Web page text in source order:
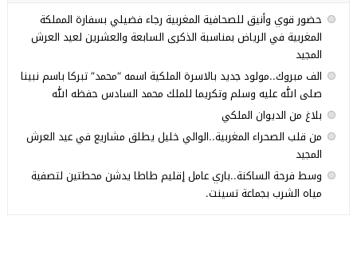
حضور قوي وأنيق للصحافية المغربية رجاء فضيلي بسفارة المملكة
المغربية في الرياض بمناسبة الذكرى السابعة والعشرين لعيد العرش
المجيد
الف مبروك..مولود جديد بالاسرة الملكية اسمه “محمد” تبركا باسم نبينا
صلى الله عليه وسلم وتكريما للملك محمد السادس حفظه الله
بلاغ من الديوان الملكي
من قلب الصحراء المغربية..الوالي خليل يطلق مشاريع في عيد العرش
المجيد
وسط فرحة الساكنة..باري عامل إقليم طاطا يدشن محطتين لتصفية
مياه الشرب بجماعة تسينت.